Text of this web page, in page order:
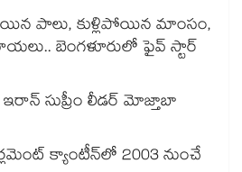
పాలు, కుళ్లిపోయిన మాంసం,
బెంగళూరులో ఫైవ్ స్టార్
సుప్రీం లీడర్ మోజ్తాబా
క్యాంటీన్⁪లో 2003 నుంచే